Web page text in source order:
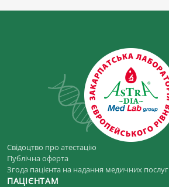
Свідоцтво про атестацію
Публічна оферта
Згода пацієнта на надання медичних послуг
ПАЦІЄНТАМ